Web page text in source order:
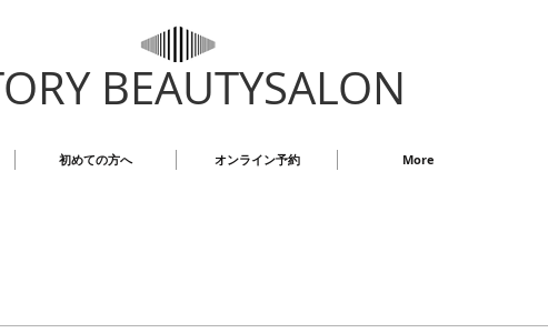
BEAUTYSALON
初めての方へ オンライン予約 More